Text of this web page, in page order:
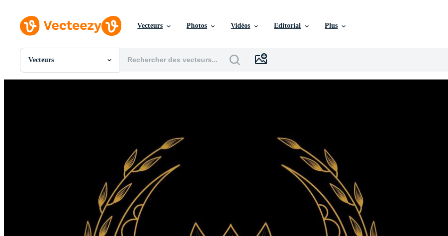
Vecteurs Photos Vidéos Editorial Plus
Vecteurs
Toutes Images